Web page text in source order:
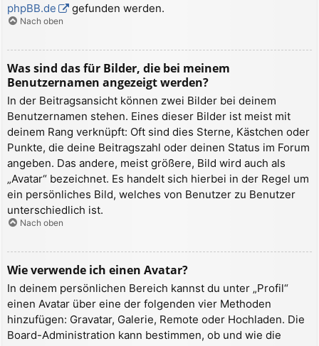
phpBB.de
gefunden werden.
Nach oben
Was sind das für Bilder, die bei meinem
Benutzernamen angezeigt werden?
In der Beitragsansicht können zwei Bilder bei deinem
Benutzernamen stehen. Eines dieser Bilder ist meist mit
deinem Rang verknüpft: Oft sind dies Sterne, Kästchen oder
Punkte, die deine Beitragszahl oder deinen Status im Forum
angeben. Das andere, meist größere, Bild wird auch als
„Avatar“ bezeichnet. Es handelt sich hierbei in der Regel um
ein persönliches Bild, welches von Benutzer zu Benutzer
unterschiedlich ist.
Nach oben
Wie verwende ich einen Avatar?
In deinem persönlichen Bereich kannst du unter „Profil“
einen Avatar über eine der folgenden vier Methoden
hinzufügen: Gravatar, Galerie, Remote oder Hochladen. Die
Board-Administration kann bestimmen, ob und wie die